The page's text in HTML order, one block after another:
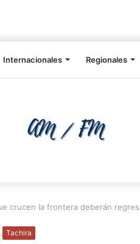
Internacionales Regionales
crucen la frontera deberán
Tachira